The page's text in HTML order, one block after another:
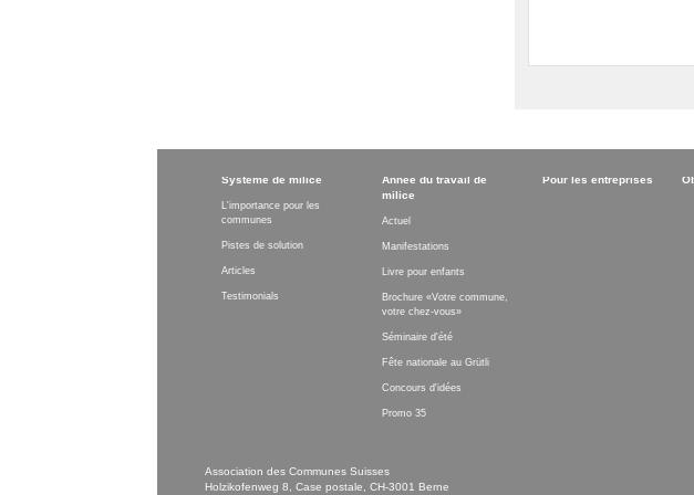
Système de milice
L'importance pour les
communes
Pistes de solution
Articles
Testimonials
Année du travail de
milice
Actuel
Manifestations
Livre pour enfants
Brochure «Votre commune,
votre chez-vous»
Séminaire d'été
Fête nationale au Grütli
Concours d'idées
Promo 35
Pour les entreprises
Association des Communes Suisses
Holzikofenweg 8, Case postale, CH-3001 Berne